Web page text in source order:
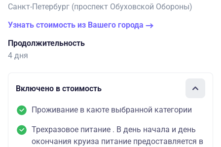
Санкт-Петербург (проспект Обуховской Обороны)
Узнать стоимость из Вашего города
Продолжительность
4 дня
Включено в стоимость
Проживание в каюте выбранной категории
Трехразовое питание . В день начала и день
окончания круиза питание предоставляется в